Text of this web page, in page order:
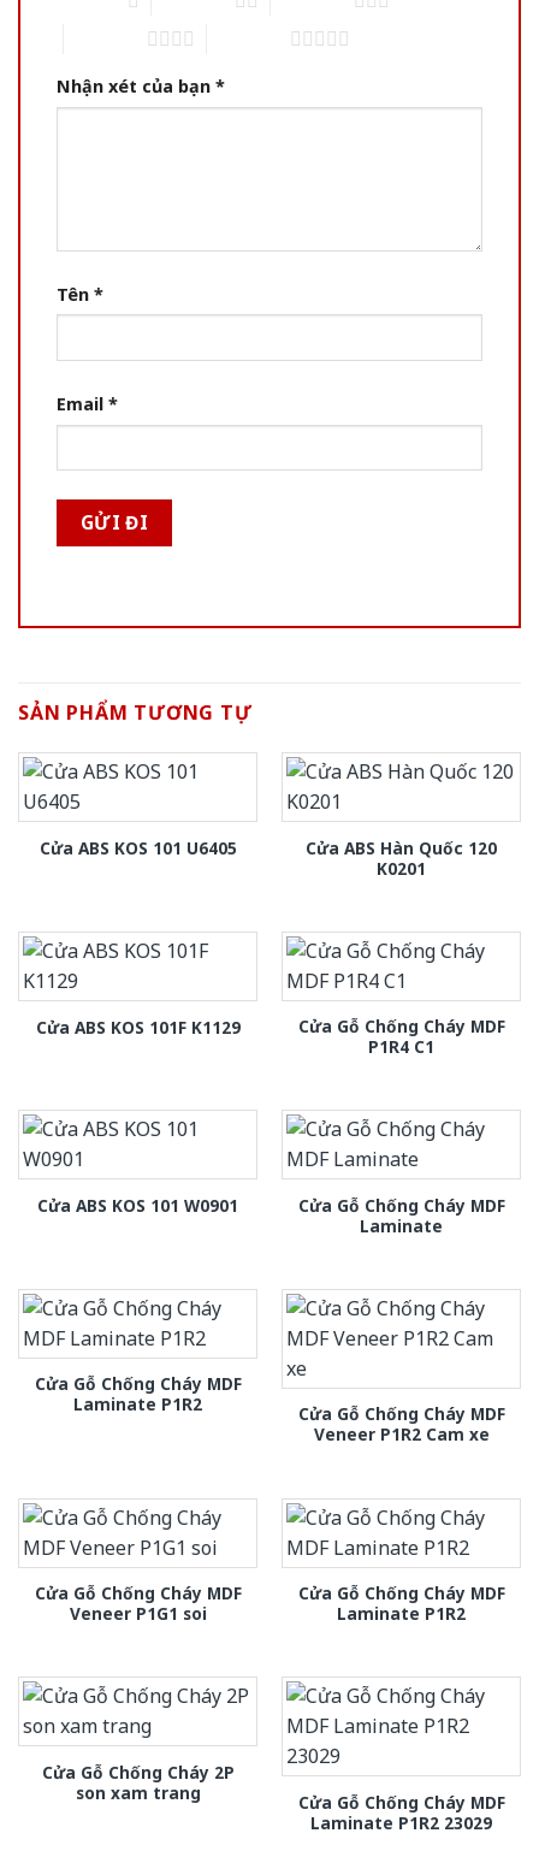
Nhận xét của bạn *
Tên *
Email *
SẢN PHẨM TƯƠNG TỰ
Cửa ABS KOS 101 U6405
Cửa ABS Hàn Quốc 120
K0201
Cửa ABS KOS 101F K1129
Cửa Gỗ Chống Cháy MDF
P1R4 C1
Cửa ABS KOS 101 W0901
Cửa Gỗ Chống Cháy MDF
Laminate
Cửa Gỗ Chống Cháy MDF
Laminate P1R2
Cửa Gỗ Chống Cháy MDF
Veneer P1R2 Cam xe
Cửa Gỗ Chống Cháy MDF
Veneer P1G1 soi
Cửa Gỗ Chống Cháy MDF
Laminate P1R2
Cửa Gỗ Chống Cháy 2P
son xam trang
Cửa Gỗ Chống Cháy MDF
Laminate P1R2 23029